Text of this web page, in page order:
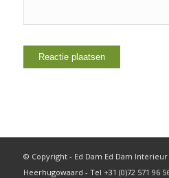
© Copyright - Ed Dam Ed Dam Interieur
Heerhugowaard - Tel +31 (0)72 571 96